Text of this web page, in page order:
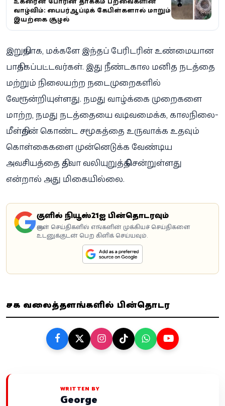
வாழ்விலும்: பைபர்-ஆப்டிக் கேபிள்களால் மாறும்
இயற்கை சூழல்
இறுதியாக, மக்களே இந்தப் பேரிடரின் உண்மையான
பாதிக்கப்பட்டவர்கள். இது நீண்டகால மனித நடத்தை
மற்றும் நிலையற்ற நடைமுறைகளில்
வேரூன்றியுள்ளது. நமது வாழ்க்கை முறைகளை
மாற்ற, நமது நடத்தையை வடிவமைக்க, காலநிலை-
மீள்திறன் கொண்ட சமூகத்தை உருவாக்க உதவும்
கொள்கைகளை முன்னெடுக்க வேண்டிய
அவசியத்தை தித்வா வலியுறுத்தி சென்றுள்ளது
என்றால் அது மிகையில்லை.
கூகுளில் நியூஸ்21ஐ பின்தொடரவும்
கூகுள் செய்திகளில் எங்களின் முக்கியச் செய்திகளை
உடனுக்குடன் பெற கிளிக் செய்யவும்.
சமூக வலைத்தளங்களில் பின்தொடர
WRITTEN BY
George